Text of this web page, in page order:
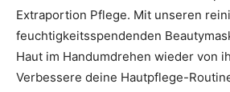
Extraportion Pflege. Mit unseren
feuchtigkeitsspendenden
Haut im Handumdrehen wieder von
Verbessere deine Hautpflege-